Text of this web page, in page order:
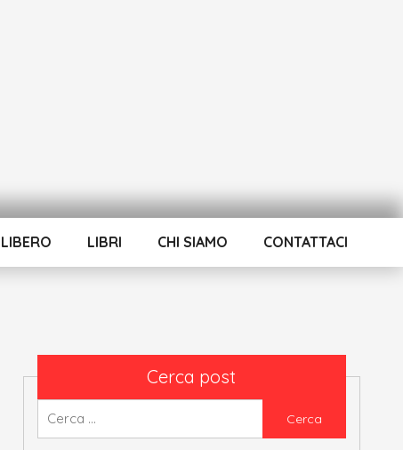
LIBRI CHI SIAMO CONTATTACI
Cerca post